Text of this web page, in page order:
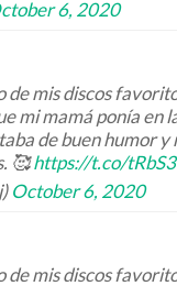
6, 2020
de mis discos
mi mamá ponía en
de buen humor y
🥰https://t.co/
October 6, 2020
de mis discos